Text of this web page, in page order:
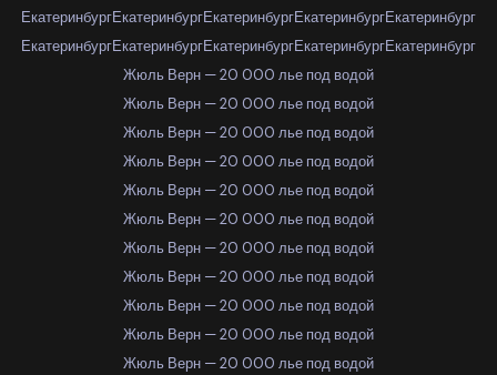
ЕкатеринбургЕкатеринбургЕкатеринбургЕкатеринбургЕкатеринбург
ЕкатеринбургЕкатеринбургЕкатеринбургЕкатеринбургЕкатеринбург
Жюль Верн — 20 000 лье под водой
Жюль Верн — 20 000 лье под водой
Жюль Верн — 20 000 лье под водой
Жюль Верн — 20 000 лье под водой
Жюль Верн — 20 000 лье под водой
Жюль Верн — 20 000 лье под водой
Жюль Верн — 20 000 лье под водой
Жюль Верн — 20 000 лье под водой
Жюль Верн — 20 000 лье под водой
Жюль Верн — 20 000 лье под водой
Жюль Верн — 20 000 лье под водой